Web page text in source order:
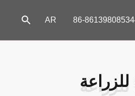
86-
AR
للزراعة
للزراعة